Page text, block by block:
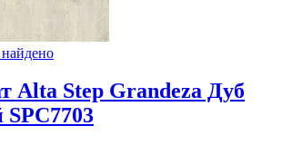
Alta Step Grandeza Дуб